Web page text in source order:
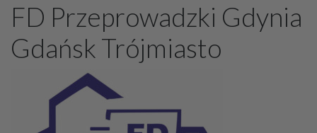
FD Przeprowadzki Gdynia
Gdańsk Trójmiasto